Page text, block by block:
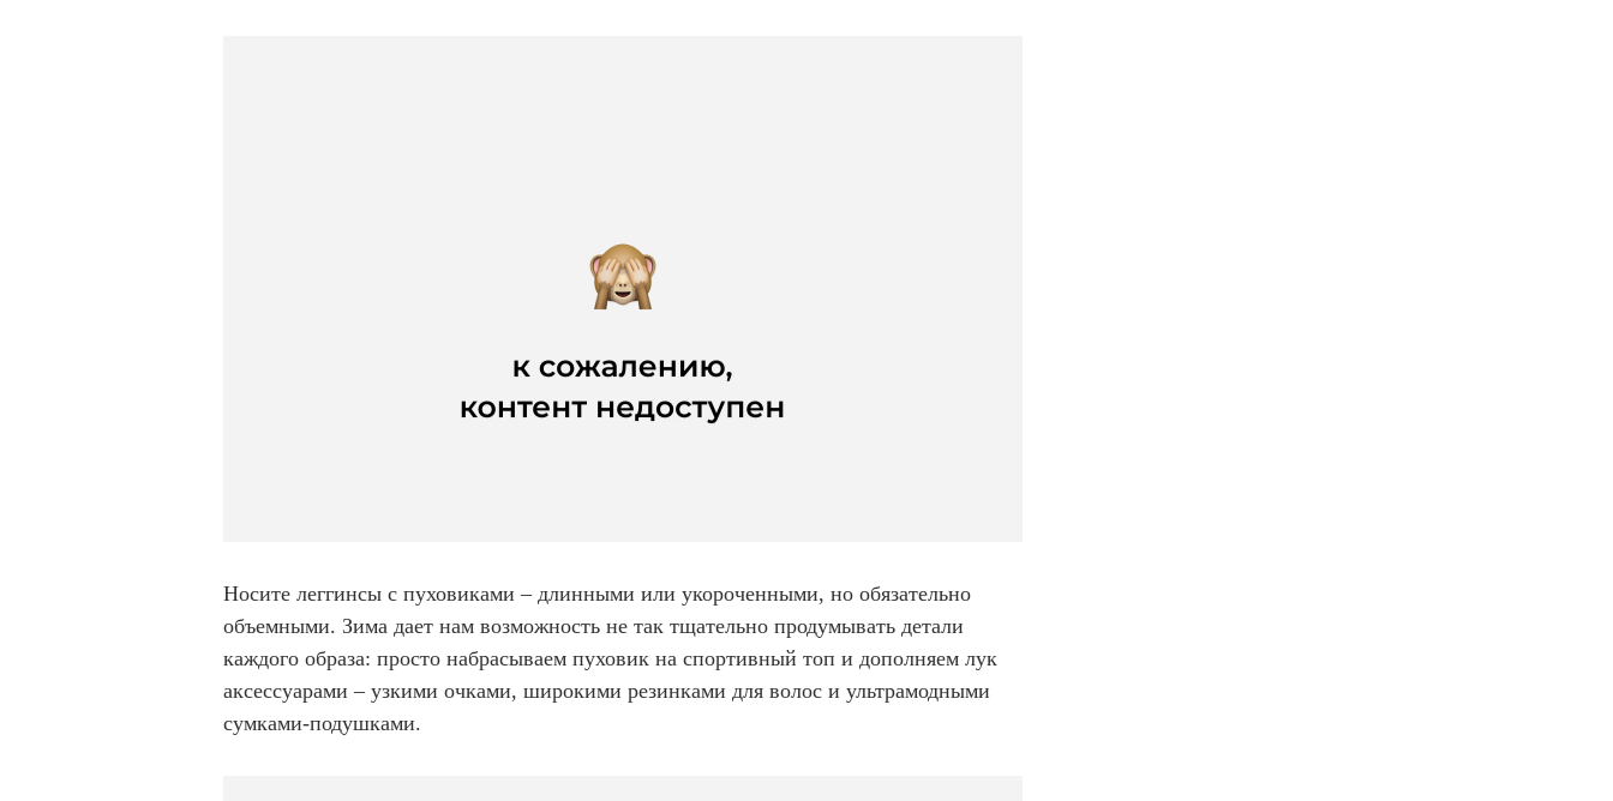
Носите леггинсы с пуховиками – длинными или укороченными, но обязательно
объемными. Зима дает нам возможность не так тщательно продумывать детали
каждого образа: просто набрасываем пуховик на спортивный топ и дополняем лук
аксессуарами – узкими очками, широкими резинками для волос и ультрамодными
сумками-подушками.